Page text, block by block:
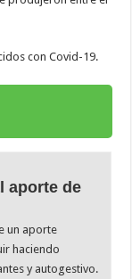
con Covid-19.
aporte de
un aporte
haciendo
y autogestivo.